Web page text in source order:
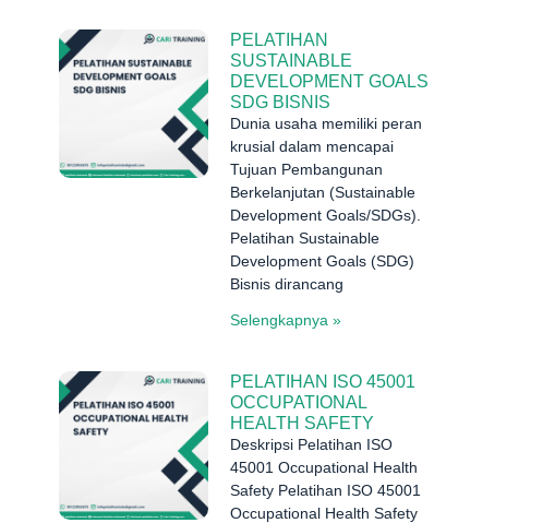
PELATIHAN
SUSTAINABLE
DEVELOPMENT GOALS
SDG BISNIS
Dunia usaha memiliki peran
krusial dalam mencapai
Tujuan Pembangunan
Berkelanjutan (Sustainable
Development Goals/SDGs).
Pelatihan Sustainable
Development Goals (SDG)
Bisnis dirancang
Selengkapnya »
PELATIHAN ISO 45001
OCCUPATIONAL
HEALTH SAFETY
Deskripsi Pelatihan ISO
45001 Occupational Health
Safety Pelatihan ISO 45001
Occupational Health Safety